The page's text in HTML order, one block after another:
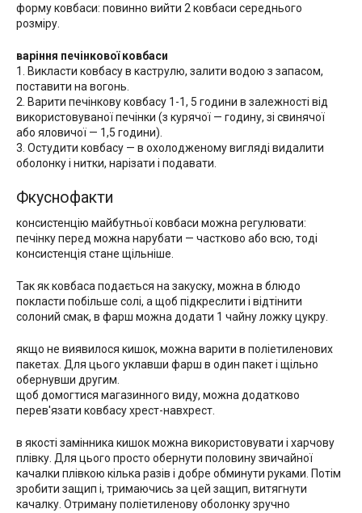
форму ковбаси: повинно вийти 2 ковбаси середнього
розміру.
варіння печінкової ковбаси
1. Викласти ковбасу в каструлю, залити водою з запасом,
поставити на вогонь.
2. Варити печінкову ковбасу 1-1, 5 години в залежності від
використовуваної печінки (з курячої — годину, зі свинячої
або яловичої — 1,5 години).
3. Остудити ковбасу — в охолодженому вигляді видалити
оболонку і нитки, нарізати і подавати.
Фкуснофакти
консистенцію майбутньої ковбаси можна регулювати:
печінку перед можна нарубати — частково або всю, тоді
консистенція стане щільніше.
Так як ковбаса подається на закуску, можна в блюдо
покласти побільше солі, а щоб підкреслити і відтінити
солоний смак, в фарш можна додати 1 чайну ложку цукру.
якщо не виявилося кишок, можна варити в поліетиленових
пакетах. Для цього уклавши фарш в один пакет і щільно
обернувши другим.
щоб домогтися магазинного виду, можна додатково
перев'язати ковбасу хрест-навхрест.
в якості замінника кишок можна використовувати і харчову
плівку. Для цього просто обернути половину звичайної
качалки плівкою кілька разів і добре обминути руками. Потім
зробити защип і, тримаючись за цей защип, витягнути
качалку. Отриману поліетиленову оболонку зручно